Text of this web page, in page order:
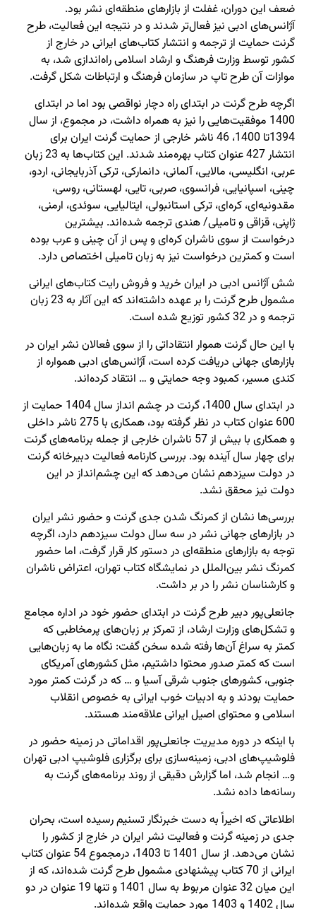
ضعف این دوران،‌ غفلت از بازارهای منطقه‌ای نشر بود.
آژانس‌های ادبی نیز فعال‌تر شدند و در نتیجه این فعالیت،‌ طرح
گرنت حمایت از ترجمه و انتشار کتاب‌های ایرانی در خارج از
کشور توسط وزارت فرهنگ و ارشاد اسلامی راه‌اندازی شد،‌ به
موازات آن طرح تاپ در سازمان فرهنگ و ارتباطات شکل گرفت.
اگرچه طرح گرنت در ابتدای راه دچار نواقصی بود اما در ابتدای
1400 موفقیت‌هایی را نیز به همراه داشت،‌ در مجموع،‌ از سال
1394تا 1400،‌ 46 ناشر خارجی از حمایت گرنت ایران برای
انتشار 427 عنوان کتاب بهره‌مند شدند. این کتاب‌ها به 23 زبان
عربی، انگلیسی، مالایی، آلمانی، دانمارکی، ترکی آذربایجانی، اردو،
چینی، اسپانیایی، فرانسوی، صربی، تایی، لهستانی، روسی،
مقدونیه‌ای، کره‌ای، ترکی استانبولی، ایتالیایی، سوئدی، ارمنی،
ژاپنی، قزاقی و تامیلی/ هندی ترجمه شده‌اند. بیشترین
درخواست از سوی ناشران کره‌ای و پس از آن چینی و عرب بوده
است و کمترین درخواست نیز به زبان تامیلی اختصاص دارد.
شش آژانس ادبی در ایران خرید و فروش رایت کتاب‌های ایرانی
مشمول طرح گرنت را بر عهده داشته‌اند که این آثار به 23 زبان
ترجمه و در 32 کشور توزیع شده است.
با این حال گرنت هموار انتقاداتی را از سوی فعالان نشر ایران در
بازارهای جهانی دریافت کرده است،‌ آژانس‌های ادبی همواره از
کندی مسیر،‌ کمبود وجه حمایتی و … انتقاد کرده‌اند.
در ابتدای سال 1400،‌ گرنت در چشم انداز سال 1404 حمایت از
600 عنوان کتاب در نظر گرفته بود، همکاری با 275 ناشر داخلی
و همکاری با بیش از 57 ناشران خارجی از جمله برنامه‌های گرنت
برای چهار سال آینده بود. بررسی کارنامه فعالیت دبیرخانه گرنت
در دولت سیزدهم نشان می‌دهد که این چشم‌انداز در این
دولت نیز محقق نشد.
بررسی‌ها نشان از کمرنگ شدن جدی گرنت و حضور نشر ایران
در بازارهای جهانی نشر در سه سال دولت سیزدهم دارد،‌ اگرچه
توجه به بازارهای منطقه‌ای در دستور کار قرار گرفت،‌ اما حضور
کمرنگ نشر بین‌الملل در نمایشگاه کتاب تهران،‌ اعتراض ناشران
و کارشناسان نشر را در بر داشت.
جانعلی‌پور دبیر طرح گرنت در ابتدای حضور خود در اداره مجامع
و تشکل‌های وزارت ارشاد،‌ از تمرکز بر زبان‌های پرمخاطبی که
کمتر به سراغ آن‌ها رفته شده سخن گفت: نگاه ما به زبان‌هایی
است که کمتر صدور محتوا داشتیم،‌ مثل کشورهای آمریکای
جنوبی، کشورهای جنوب شرقی آسیا و … که در گرنت کمتر مورد
حمایت بودند و به ادبیات خوب ایرانی به خصوص انقلاب
اسلامی و محتوای اصیل ایرانی علاقه‌مند هستند.
با اینکه در دوره مدیریت جانعلی‌پور اقداماتی در زمینه حضور در
فلوشیپ‌های ادبی،‌ زمینه‌سازی برای برگزاری فلوشیپ ادبی تهران
و… انجام شد،‌ اما گزارش دقیقی از روند برنامه‌های گرنت به
رسانه‌ها داده نشد.
اطلاعاتی که اخیراً‌ به دست خبرنگار تسنیم رسیده است، بحران
جدی در زمینه گرنت و فعالیت نشر ایران در خارج از کشور را
نشان می‌دهد. از سال 1401 تا 1403، درمجموع 54 عنوان کتاب
ایرانی از 70 کتاب پیشنهادی مشمول طرح گرنت شده‌اند، که از
این میان 32 عنوان مربوط به سال 1401 و تنها 19 عنوان در دو
سال 1402 و 1403 مورد حمایت واقع شده‌اند.